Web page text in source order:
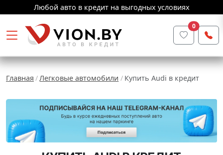
Любой авто в кредит на выгодных условиях
0
Главная Легковые автомобили Купить Audi в кредит